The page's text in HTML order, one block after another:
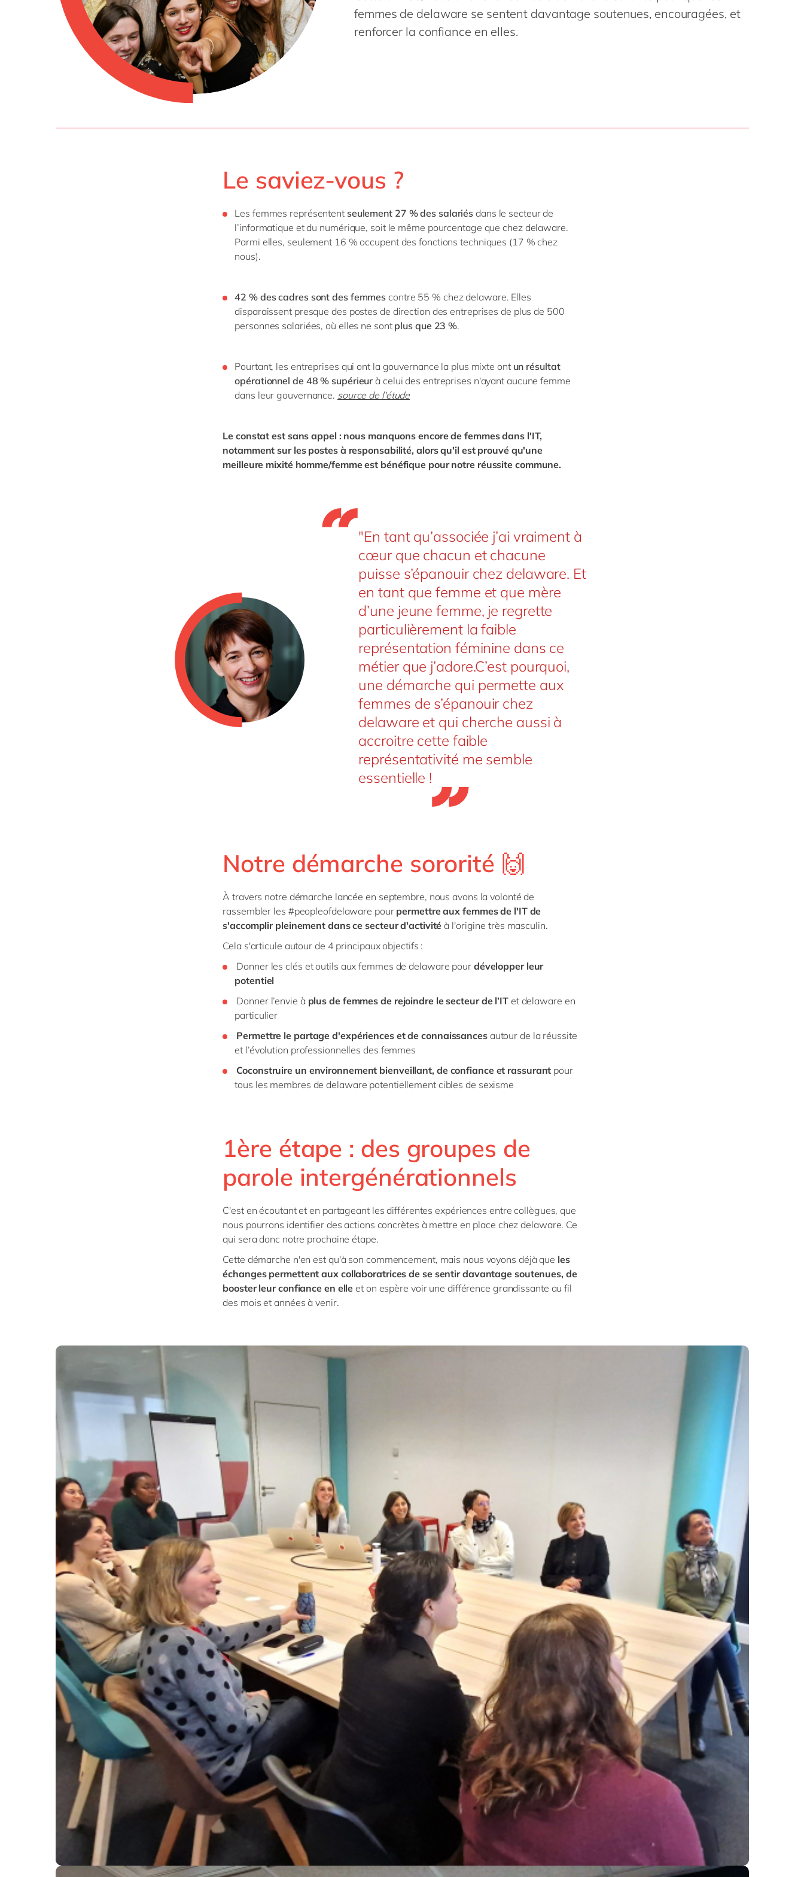
Philippines
femmes de delaware se sentent davantage soutenues, encouragées, et
renforcer la confiance en elles.
Le saviez-vous ?
Les femmes représententseulement 27 % des salariésdans le secteur de
l’informatique et du numérique, soit le même pourcentage que chez delaware.
Parmi elles, seulement 16 % occupent des fonctions techniques (17 % chez
nous).
42 % des cadres sont des femmes contre 55 % chez delaware. Elles
disparaissent presque des postes de direction des entreprises de plus de 500
personnes salariées, où elles ne sont plus que 23 %.
Pourtant, les entreprises qui ont la gouvernance la plus mixte ont un résultat
opérationnel de 48 % supérieur à celui des entreprises n'ayant aucune femme
dans leur gouvernance. source de l'étude
Le constat est sans appel : nous manquons encore de femmes dans l'IT,
notamment sur les postes à responsabilité, alors qu'il est prouvé qu'une
meilleure mixité homme/femme est bénéfique pour notre réussite commune.
"En tant qu’associée j’ai vraiment à
cœur que chacun et chacune
puisse s’épanouir chez delaware. Et
en tant que femme et que mère
d’une jeune femme, je regrette
particulièrement la faible
représentation féminine dans ce
métier que j’adore.C’est pourquoi,
une démarche qui permette aux
femmes de s’épanouir chez
delaware et qui cherche aussi à
accroitre cette faible
représentativité me semble
essentielle !
Notre démarche sororité 🙌
À travers notre démarche lancée en septembre, nous avons la volonté de
rassembler les #peopleofdelaware pour permettre aux femmes de l'IT de
s'accomplir pleinement dans ce secteur d'activité à l'origine très masculin.
Cela s'articule autour de 4 principaux objectifs :
Donner les clés et outils aux femmes de delaware pour développer leur
potentiel
Donner l’envie à plus de femmes de rejoindre le secteur de l’ITet delaware en
particulier
Permettre le partage d'expériences et de connaissancesautour de la réussite
et l’évolution professionnelles des femmes
Coconstruire un environnement bienveillant, de confiance et rassurant pour
tous les membres de delaware potentiellement cibles de sexisme
1ère étape : des groupes de
parole intergénérationnels
C'est en écoutant et en partageant les différentes expériences entre collègues, que
nous pourrons identifier des actions concrètes à mettre en place chez delaware. Ce
qui sera donc notre prochaine étape.
Cette démarche n'en est qu'à son commencement, mais nous voyons déjà que les
échanges permettent aux collaboratrices de se sentir davantage soutenues, de
booster leur confiance en elle et on espère voir une différence grandissante au fil
des mois et années à venir.